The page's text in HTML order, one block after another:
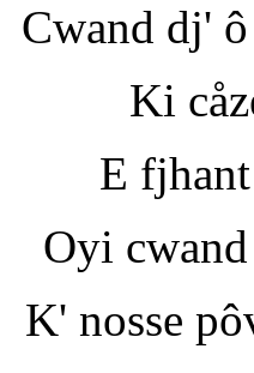
Cwand dj'
Ki
E
Oyi
K' nosse